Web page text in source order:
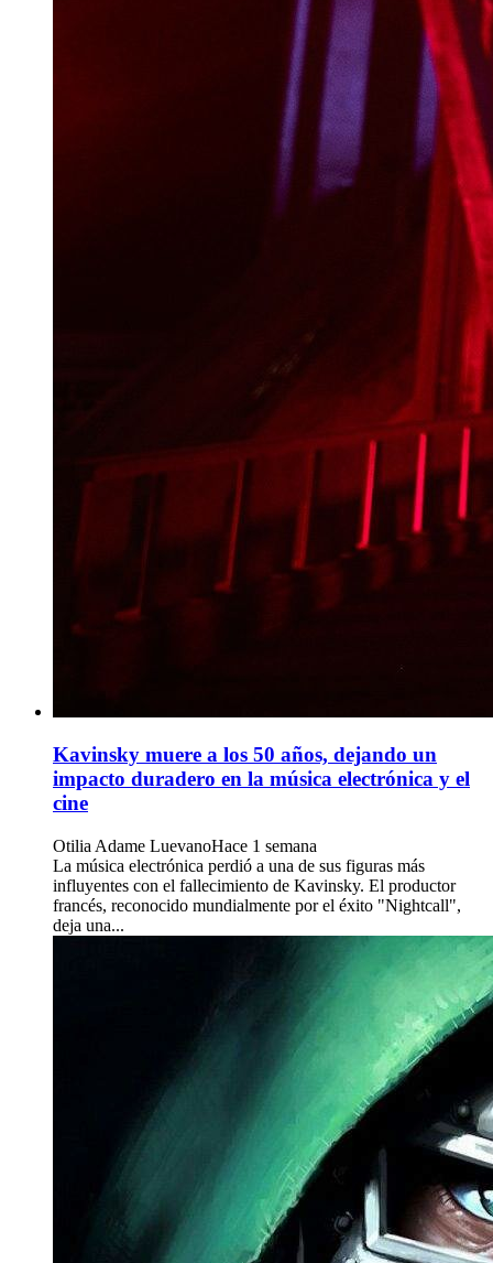
Kavinsky muere a los 50 años, dejando un
impacto duradero en la música electrónica y el
cine
Otilia Adame LuevanoHace 1 semana
La música electrónica perdió a una de sus figuras más
influyentes con el fallecimiento de Kavinsky. El productor
francés, reconocido mundialmente por el éxito "Nightcall",
deja una...